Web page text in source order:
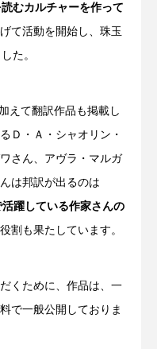
むカルチャーを作って
て活動を開始し、珠玉
た。
えて翻訳作品も掲載し
Ｄ・Ａ・シャオリン・
さん、アヴラ・マルガ
は邦訳が出るのは
活躍している作家さんの
割も果たしています。
くために、作品は、一
で一般公開しておりま